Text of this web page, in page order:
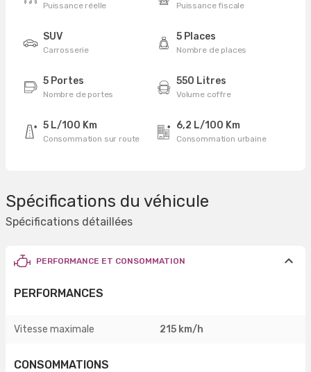
Puissance réelle Puissance fiscale
SUV
Carrosserie
5 Places
Nombre de places
5 Portes
Nombre de portes
550 Litres
Volume coffre
5 L/100 Km
Consommation sur route
6,2 L/100 Km
Consommation urbaine
Spécifications du véhicule
Spécifications détaillées
PERFORMANCE ET CONSOMMATION
PERFORMANCES
Vitesse maximale 215 km/h
CONSOMMATIONS